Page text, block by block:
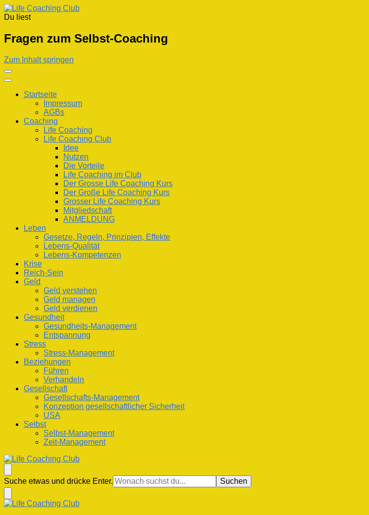
Du liest
Fragen zum Selbst-Coaching
Zum Inhalt springen
Startseite
Impressum
AGBs
Coaching
Life Coaching
Life Coaching Club
Idee
Nutzen
Die Vorteile
Life Coaching im Club
Der Grosse Life Coaching Kurs
Der Große Life Coaching Kurs
Grosser Life Coaching Kurs
Mitgliedschaft
ANMELDUNG
Leben
Gesetze, Regeln, Prinzipien, Effekte
Lebens-Qualität
Lebens-Kompetenzen
Krise
Reich-Sein
Geld
Geld verstehen
Geld managen
Geld verdienen
Gesundheit
Gesundheits-Management
Entspannung
Stress
Stress-Management
Beziehungen
Führen
Verhandeln
Gesellschaft
Gesellschafts-Management
Konzeption gesellschaftlicher Sicherheit
USA
Selbst
Selbst-Management
Zeit-Management
Life Coaching Club
Für Deine Lebenskompetenz
Suchst
du
nach
etwas?
Suche etwas und drücke Enter.